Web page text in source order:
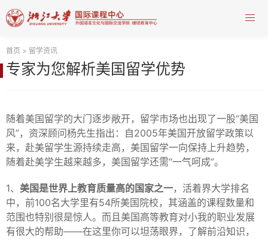
首页 > 留学资讯
专家为您解析美国留学优势
随着美国留学的大门逐步敞开，留学市场也出现了一股“美国
风”，资深顾问杨先生指出：自2005年美国开放留学政策以
来，赴美留学生源持续走高，美国留学一向保持上升趋势，
随着赴美学生越来越多，美国留学还需“一气呵成”。
1、 美国是世界上教育质量高的国家之一，活着界大学排名
中，前100名大学里有54所美国院校，其涵盖的课程数量和
范围也特别很是惊人。而且美国高等教育对小我的职业发展
有很大的帮助――在这里你可以坦荡眼界，了解前沿知识，